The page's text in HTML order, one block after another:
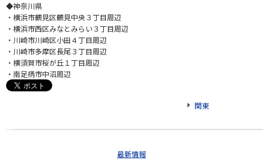
◆神奈川県
・横浜市鶴見区鶴見中央３丁目周辺
・横浜市西区みなとみらい３丁目周辺
・川崎市川崎区小田４丁目周辺
・川崎市多摩区長尾３丁目周辺
・横須賀市桜が丘１丁目周辺
・南足柄市中沼周辺
関東
最新情報